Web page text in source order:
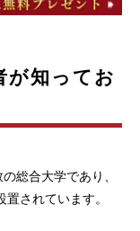
が知ってお
総合大学であり、
されています。